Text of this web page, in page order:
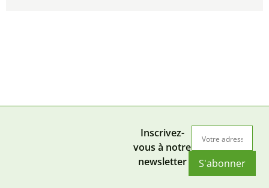
Inscrivez-
vous à notre
newsletter
S'abonner